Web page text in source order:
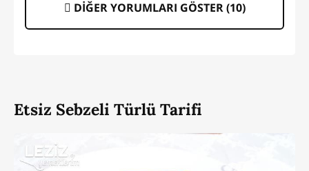
DİĞER YORUMLARI GÖSTER (10)
Etsiz Sebzeli Türlü Tarifi